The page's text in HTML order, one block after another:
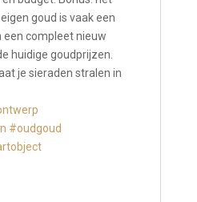
goud is vaak een
een compleet nieuw
huidige goudprijzen.
je sieraden stralen in
#oudgoud